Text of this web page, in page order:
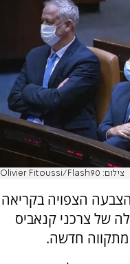
צילום: Olivier Fitoussi/Flash90
הצפויה בקריאה
של צרכני קנאביס
חדשה.